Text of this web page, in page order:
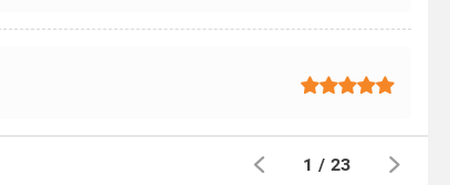
1 / 23